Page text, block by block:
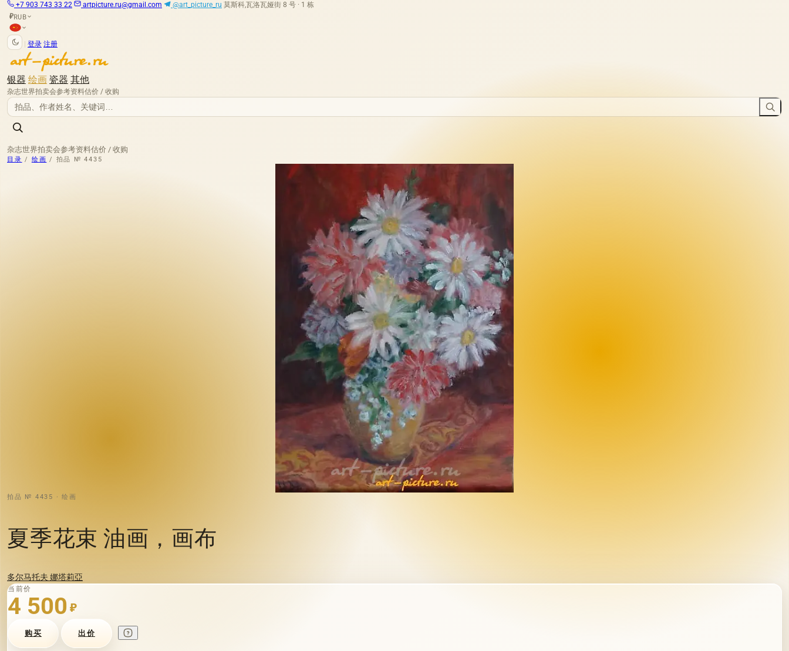
+7 903 743 33 22 artpicture.ru@gmail.com @art_picture_ru 莫斯科,瓦洛瓦娅街 8 号 · 1 栋
₽RUB
登录 注册
银器 绘画 瓷器 其他
杂志世界拍卖会参考资料估价 / 收购
杂志世界拍卖会参考资料估价 / 收购
目录 / 绘画 / 拍品 № 4435
拍品 № 4435 · 绘画
夏季花束 油画，画布
多尔马托夫 娜塔莉亞
当前价
4 500 ₽
购买 出价